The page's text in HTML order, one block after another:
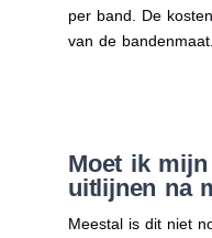
per band. De
van de bandenmaat.
Moet ik
uitlijnen na
Meestal is dit niet